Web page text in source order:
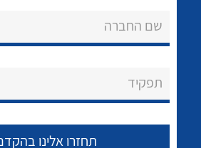
לכל מוצרי היצרן
שם החברה
תפקיד